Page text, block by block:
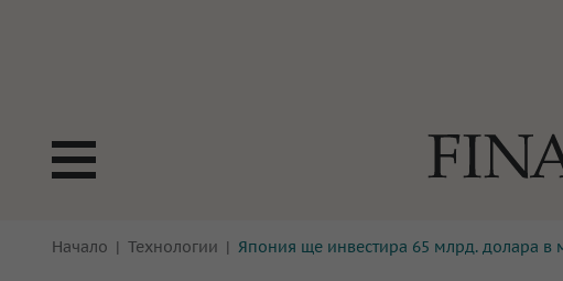
БОРСИ
ТЕХНОЛОГИИ
Начало Технологии Япония ще инвестира 65 млрд. долара в